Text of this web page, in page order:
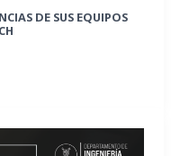
DE SUS EQUIPOS